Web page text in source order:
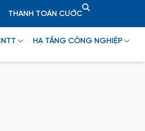
THANH TOÁN CƯỚC
HẠ TẦNG CÔNG NGHIỆP